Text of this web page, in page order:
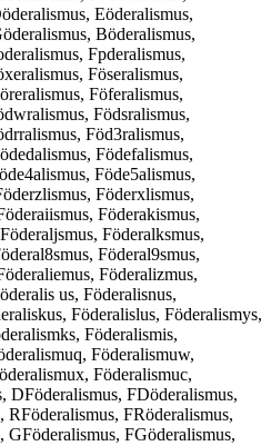
Eöderalismus,
Böderalismus,
Fpderalismus,
Föseralismus,
Föferalismus,
Födsralismus,
Föd3ralismus,
Födefalismus,
Föde5alismus,
Föderxlismus,
Föderakismus,
Föderalksmus,
Föderal9smus,
Föderalizmus,
us, Föderalisnus,
Föderalislus, Föderalismys,
Föderalismis,
Föderalismuw,
Föderalismuc,
DFöderalismus, FDöderalismus,
RFöderalismus, FRöderalismus,
FGöderalismus,